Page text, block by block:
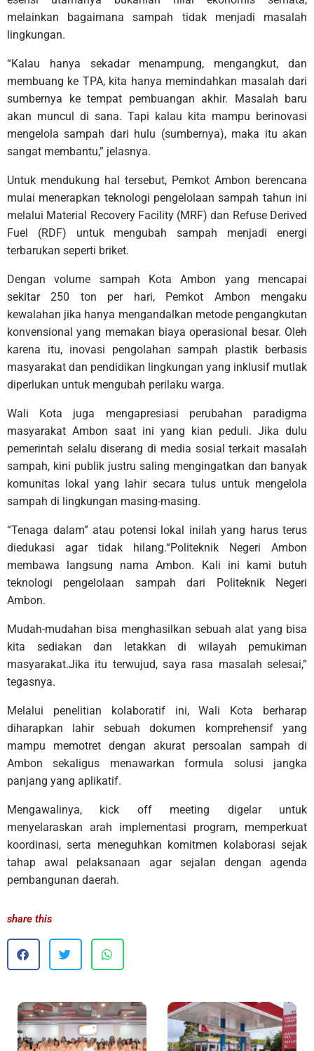
melainkan bagaimana sampah tidak menjadi masalah
lingkungan.
“Kalau hanya sekadar menampung, mengangkut, dan
membuang ke TPA, kita hanya memindahkan masalah dari
sumbernya ke tempat pembuangan akhir. Masalah baru
akan muncul di sana. Tapi kalau kita mampu berinovasi
mengelola sampah dari hulu (sumbernya), maka itu akan
sangat membantu,” jelasnya.
Untuk mendukung hal tersebut, Pemkot Ambon berencana
mulai menerapkan teknologi pengelolaan sampah tahun ini
melalui Material Recovery Facility (MRF) dan Refuse Derived
Fuel (RDF) untuk mengubah sampah menjadi energi
terbarukan seperti briket.
Dengan volume sampah Kota Ambon yang mencapai
sekitar 250 ton per hari, Pemkot Ambon mengaku
kewalahan jika hanya mengandalkan metode pengangkutan
konvensional yang memakan biaya operasional besar. Oleh
karena itu, inovasi pengolahan sampah plastik berbasis
masyarakat dan pendidikan lingkungan yang inklusif mutlak
diperlukan untuk mengubah perilaku warga.
Wali Kota juga mengapresiasi perubahan paradigma
masyarakat Ambon saat ini yang kian peduli. Jika dulu
pemerintah selalu diserang di media sosial terkait masalah
sampah, kini publik justru saling mengingatkan dan banyak
komunitas lokal yang lahir secara tulus untuk mengelola
sampah di lingkungan masing-masing.
“Tenaga dalam” atau potensi lokal inilah yang harus terus
diedukasi agar tidak hilang.“Politeknik Negeri Ambon
membawa langsung nama Ambon. Kali ini kami butuh
teknologi pengelolaan sampah dari Politeknik Negeri
Ambon.
Mudah-mudahan bisa menghasilkan sebuah alat yang bisa
kita sediakan dan letakkan di wilayah pemukiman
masyarakat.Jika itu terwujud, saya rasa masalah selesai,”
tegasnya.
Melalui penelitian kolaboratif ini, Wali Kota berharap
diharapkan lahir sebuah dokumen komprehensif yang
mampu memotret dengan akurat persoalan sampah di
Ambon sekaligus menawarkan formula solusi jangka
panjang yang aplikatif.
Mengawalinya, kick off meeting digelar untuk
menyelaraskan arah implementasi program, memperkuat
koordinasi, serta meneguhkan komitmen kolaborasi sejak
tahap awal pelaksanaan agar sejalan dengan agenda
pembangunan daerah.
share this